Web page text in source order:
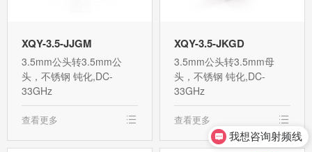
XQY-3.5-JJGM
3.5mm公头转3.5mm公
头，不锈钢 钝化,DC-
33GHz
查看更多
XQY-3.5-JKGD
3.5mm公头转3.5mm母
头，不锈钢 钝化,DC-
33GHz
查看更多
我想咨询射频线